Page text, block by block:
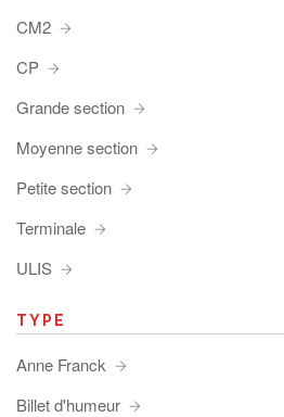
CM2
CP
Grande section
Moyenne section
Petite section
Terminale
ULIS
TYPE
Anne Franck
Billet d'humeur